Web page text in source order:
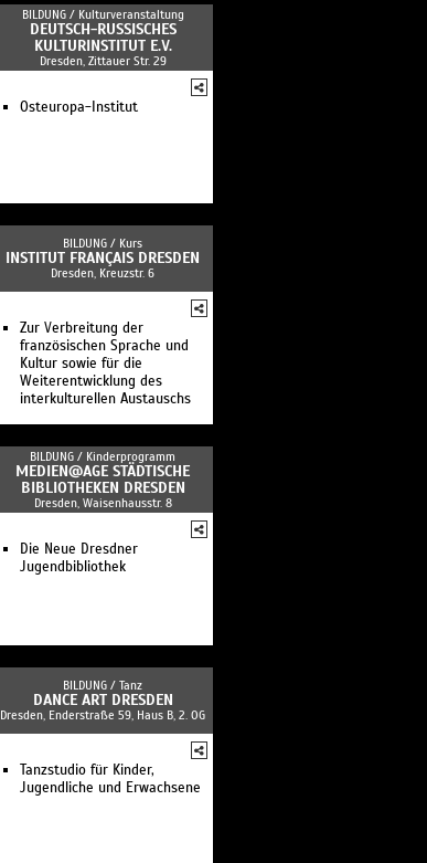
BILDUNG / Kulturveranstaltung
DEUTSCH-RUSSISCHES
KULTURINSTITUT E.V.
Dresden, Zittauer Str. 29
Osteuropa-Institut
BILDUNG / Kurs
INSTITUT FRANÇAIS DRESDEN
Dresden, Kreuzstr. 6
Zur Verbreitung der
französischen Sprache und
Kultur sowie für die
Weiterentwicklung des
interkulturellen Austauschs
BILDUNG / Kinderprogramm
MEDIEN@AGE STÄDTISCHE
BIBLIOTHEKEN DRESDEN
Dresden, Waisenhausstr. 8
Die Neue Dresdner
Jugendbibliothek
BILDUNG / Tanz
DANCE ART DRESDEN
Dresden, Enderstraße 59, Haus B, 2. OG
Tanzstudio für Kinder,
Jugendliche und Erwachsene